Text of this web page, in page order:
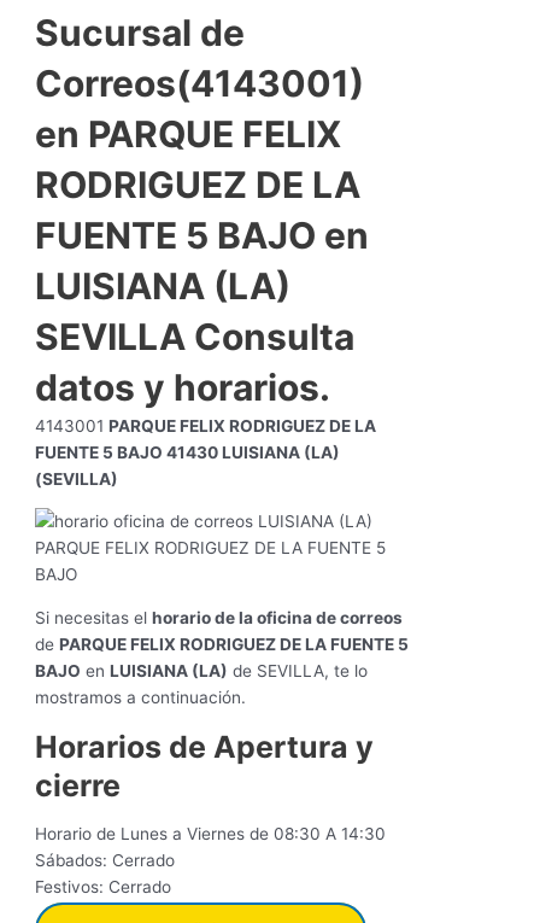
Sucursal de
Correos(4143001)
en PARQUE FELIX
RODRIGUEZ DE LA
FUENTE 5 BAJO en
LUISIANA (LA)
SEVILLA Consulta
datos y horarios.
4143001PARQUE FELIX RODRIGUEZ DE LA
FUENTE 5 BAJO 41430 LUISIANA (LA)
(SEVILLA)
Si necesitas elhorario de la oficina de correos
dePARQUE FELIX RODRIGUEZ DE LA FUENTE 5
BAJO enLUISIANA (LA) de SEVILLA, te lo
mostramos a continuación.
Horarios de Apertura y
cierre
Horario de Lunes a Viernes de 08:30 A 14:30
Sábados: Cerrado
Festivos: Cerrado